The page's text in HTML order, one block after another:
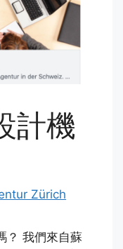
計機
Zürich
？ 我們來自蘇